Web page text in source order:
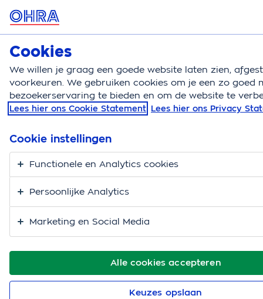
MENU
Zorgverzekering
Zorgverzekering Blog Interview hidde de vries
Recharge360-
oprichter Hidde de
Vries: minder
werkdruk in 5 dagen
Cookies
We willen je graag een goede website laten zien,
voorkeuren. We gebruiken cookies om je een zo goed
bezoekerservaring te bieden en om de website te
Lees hier ons Cookie Statement Lees hier ons Privacy
Alle cookies accepteren
Cookie instellingen
Functionele en Analytics cookies
Persoonlijke Analytics
Marketing en Social Media
Keuzes opslaan